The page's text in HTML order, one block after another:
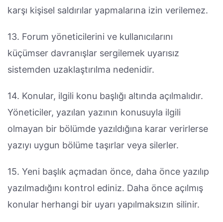
karşı kişisel saldırılar yapmalarına izin verilemez.
13. Forum yöneticilerini ve kullanıcılarını
küçümser davranışlar sergilemek uyarısız
sistemden uzaklaştırılma nedenidir.
14. Konular, ilgili konu başlığı altında açılmalıdır.
Yöneticiler, yazılan yazının konusuyla ilgili
olmayan bir bölümde yazıldığına karar verirlerse
yazıyı uygun bölüme taşırlar veya silerler.
15. Yeni başlık açmadan önce, daha önce yazılıp
yazılmadığını kontrol ediniz. Daha önce açılmış
konular herhangi bir uyarı yapılmaksızın silinir.